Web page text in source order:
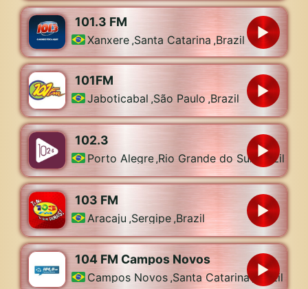
101.3 FM
Xanxere ,Santa Catarina ,Brazil
101FM
Jaboticabal ,São Paulo,Brazil
102.3
Porto Alegre ,Rio Grande do Sul, Brazil
103 FM
Aracaju ,Sergipe ,Brazil
104 FM Campos Novos
Campos Novos ,Santa Catarina, Brazil